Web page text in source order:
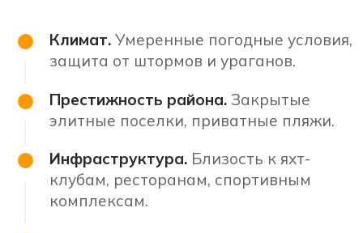
Климат.Умеренные погодные условия,
защита от штормов и ураганов.
Престижность района.Закрытые
элитные поселки, приватные пляжи.
Инфраструктура.Близость к яхт-
клубам, ресторанам, спортивным
комплексам.